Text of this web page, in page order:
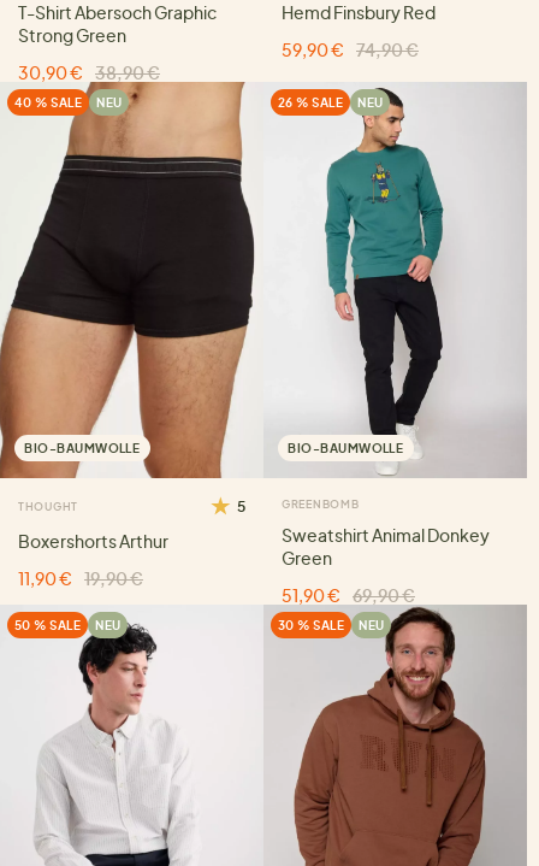
T-Shirt Abersoch Graphic
Strong Green
30,90 €
38,90 €
Hemd Finsbury Red
59,90 €
74,90 €
40 % SALE NEU
BIO-BAUMWOLLE
THOUGHT 5
Boxershorts Arthur
11,90 €
19,90 €
26 % SALE NEU
BIO-BAUMWOLLE
GREENBOMB
Sweatshirt Animal Donkey
Green
51,90 €
69,90 €
50 % SALE NEU 30 % SALE NEU